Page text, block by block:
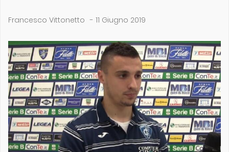
Francesco Vittonetto - 11 Giugno 2019